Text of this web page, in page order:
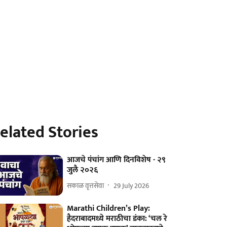
Stories
आजचे पंचांग आणि दिनविशेष - २९
जुलै २०२६
सकाळ वृत्तसेवा 29 July 2026
Marathi Children’s Play:
हैदराबादमध्ये मराठीचा डंका: ‘चल रे